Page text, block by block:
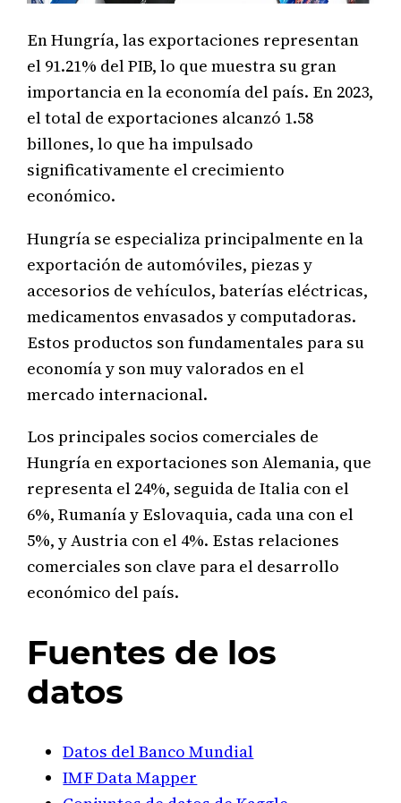
En Hungría, las exportaciones representan
el 91.21% del PIB, lo que muestra su gran
importancia en la economía del país. En 2023,
el total de exportaciones alcanzó 1.58
billones, lo que ha impulsado
significativamente el crecimiento
económico.
Hungría se especializa principalmente en la
exportación de automóviles, piezas y
accesorios de vehículos, baterías eléctricas,
medicamentos envasados y computadoras.
Estos productos son fundamentales para su
economía y son muy valorados en el
mercado internacional.
Los principales socios comerciales de
Hungría en exportaciones son Alemania, que
representa el 24%, seguida de Italia con el
6%, Rumanía y Eslovaquia, cada una con el
5%, y Austria con el 4%. Estas relaciones
comerciales son clave para el desarrollo
económico del país.
Fuentes de los
datos
Datos del Banco Mundial
IMF Data Mapper